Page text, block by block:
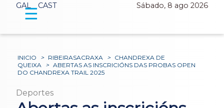
GAL CAST Sábado, 8 ago 2026
☰
INICIO > RIBEIRASACRAXA > CHANDREXA DE
QUEIXA
> ABERTAS AS INSCRICIÓNS DAS PROBAS OPEN
DO CHANDREXA TRAIL 2025
Deportes